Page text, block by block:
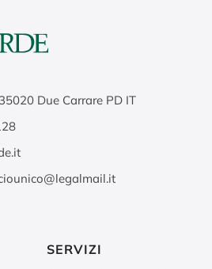
35020 Due Carrare PD IT
SERVIZI